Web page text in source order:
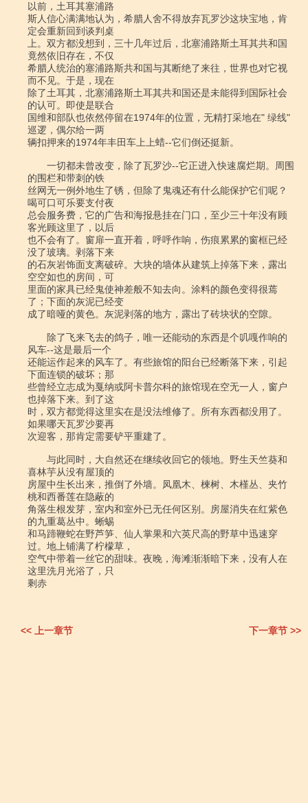
以前，土耳其塞浦路
斯人信心满满地认为，希腊人舍不得放弃瓦罗沙这块宝地，肯
定会重新回到谈判桌
上。双方都没想到，三十几年过后，北塞浦路斯土耳其共和国
竟然依旧存在，不仅
希腊人统治的塞浦路斯共和国与其断绝了来往，世界也对它视
而不见。于是，现在
除了土耳其，北塞浦路斯土耳其共和国还是未能得到国际社会
的认可。即使是联合
国维和部队也依然停留在1974年的位置，无精打采地在" 绿线"
巡逻，偶尔给一两
辆扣押来的1974年丰田车上上蜡--它们倒还挺新。
一切都未曾改变，除了瓦罗沙--它正进入快速腐烂期。周围
的围栏和带刺的铁
丝网无一例外地生了锈，但除了鬼魂还有什么能保护它们呢？
喝可口可乐要支付夜
总会服务费，它的广告和海报悬挂在门口，至少三十年没有顾
客光顾这里了，以后
也不会有了。窗扉一直开着，呼呼作响，伤痕累累的窗框已经
没了玻璃。剥落下来
的石灰岩饰面支离破碎。大块的墙体从建筑上掉落下来，露出
空空如也的房间，可
里面的家具已经鬼使神差般不知去向。涂料的颜色变得很蔫
了；下面的灰泥已经变
成了暗哑的黄色。灰泥剥落的地方，露出了砖块状的空隙。
除了飞来飞去的鸽子，唯一还能动的东西是个叽嘎作响的
风车--这是最后一个
还能运作起来的风车了。有些旅馆的阳台已经断落下来，引起
下面连锁的破坏；那
些曾经立志成为戛纳或阿卡普尔科的旅馆现在空无一人，窗户
也掉落下来。到了这
时，双方都觉得这里实在是没法维修了。所有东西都没用了。
如果哪天瓦罗沙要再
次迎客，那肯定需要铲平重建了。
与此同时，大自然还在继续收回它的领地。野生天竺葵和
喜林芋从没有屋顶的
房屋中生长出来，推倒了外墙。凤凰木、楝树、木槿丛、夹竹
桃和西番莲在隐蔽的
角落生根发芽，室内和室外已无任何区别。房屋消失在红紫色
的九重葛丛中。蜥蜴
和马蹄鞭蛇在野芦笋、仙人掌果和六英尺高的野草中迅速穿
过。地上铺满了柠檬草，
空气中带着一丝它的甜味。夜晚，海滩渐渐暗下来，没有人在
这里洗月光浴了，只
剩赤
<< 上一章节 下一章节 >>